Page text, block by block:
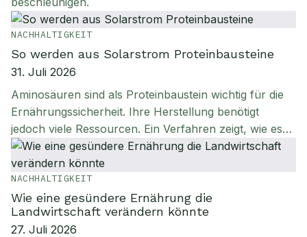
NACHHALTIGKEIT
So werden aus Solarstrom Proteinbausteine
31. Juli 2026
Aminosäuren sind als Proteinbaustein wichtig für die
Ernährungssicherheit. Ihre Herstellung benötigt
jedoch viele Ressourcen. Ein Verfahren zeigt, wie es…
NACHHALTIGKEIT
Wie eine gesündere Ernährung die
Landwirtschaft verändern könnte
27. Juli 2026